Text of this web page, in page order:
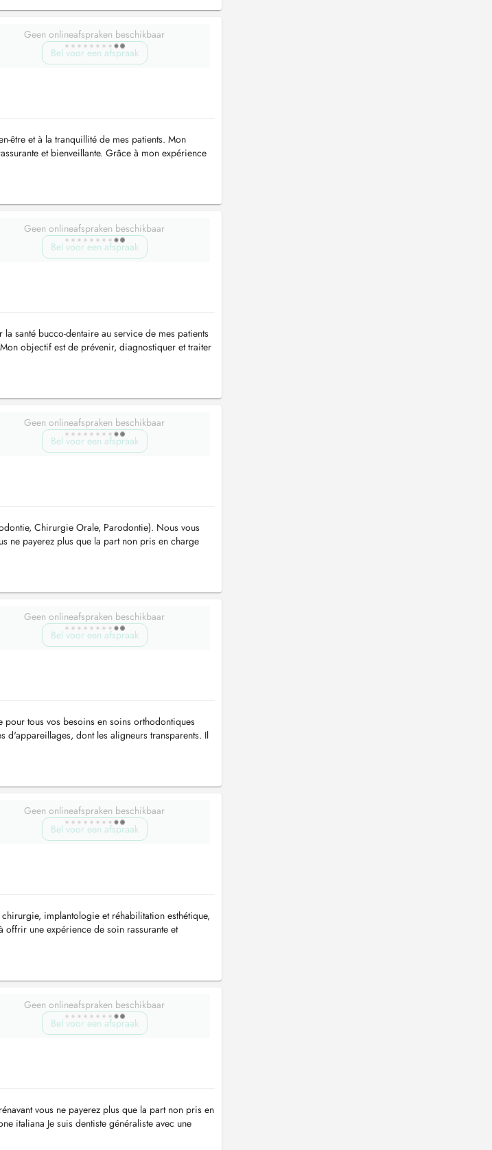
Geen onlineafspraken beschikbaar
Bel voor een afspraak
être et à la tranquillité de mes patients. Mon
et bienveillante. Grâce à mon expérience
Geen onlineafspraken beschikbaar
Bel voor een afspraak
santé bucco-dentaire au service de mes patients
objectif est de prévenir, diagnostiquer et traiter
Geen onlineafspraken beschikbaar
Bel voor een afspraak
Chirurgie Orale, Parodontie). Nous vous
ne payerez plus que la part non pris en charge
Geen onlineafspraken beschikbaar
Bel voor een afspraak
pour tous vos besoins en soins orthodontiques
d'appareillages, dont les aligneurs transparents. Il
Geen onlineafspraken beschikbaar
Bel voor een afspraak
implantologie et réhabilitation esthétique,
offrir une expérience de soin rassurante et
Geen onlineafspraken beschikbaar
Bel voor een afspraak
vous ne payerez plus que la part non pris en
italiana Je suis dentiste généraliste avec une